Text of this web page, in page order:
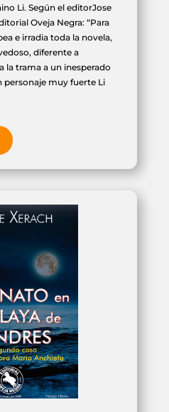
Li. Según el editorJose
Oveja Negra: “Para
e irradia toda la novela,
diferente a
la trama a un inesperado
personaje muy fuerte Li